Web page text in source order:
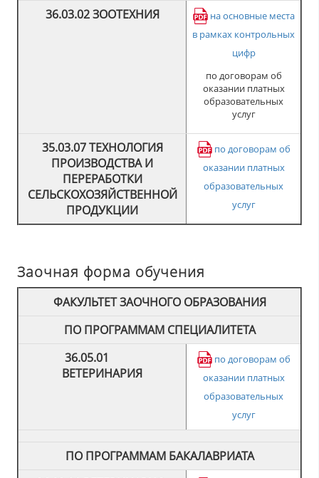
36.03.02 ЗООТЕХНИЯ
на основные места
в рамках контрольных
цифр
по договорам об
оказании платных
образовательных
услуг
35.03.07 ТЕХНОЛОГИЯ
ПРОИЗВОДСТВА И
ПЕРЕРАБОТКИ
СЕЛЬСКОХОЗЯЙСТВЕННОЙ
ПРОДУКЦИИ
по договорам об
оказании платных
образовательных
услуг
Заочная форма обучения
ФАКУЛЬТЕТ ЗАОЧНОГО ОБРАЗОВАНИЯ
ПО ПРОГРАММАМ СПЕЦИАЛИТЕТА
36.05.01
ВЕТЕРИНАРИЯ
по договорам об
оказании платных
образовательных
услуг
ПО ПРОГРАММАМ БАКАЛАВРИАТА